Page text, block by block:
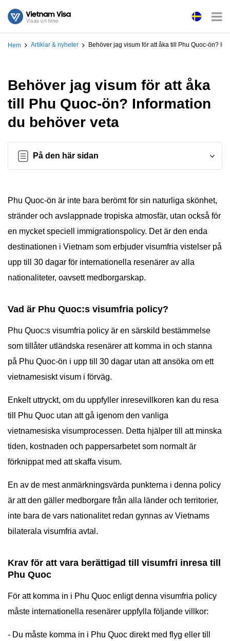
Hem Artiklar & nyheter Behöver jag visum för att åka till Phu Quoc-ön?
Behöver jag visum för att åka
till Phu Quoc-ön? Information
du behöver veta
På den här sidan
Phu Quoc-ön är inte bara berömt för sin naturliga skönhet,
stränder och avslappnade tropiska atmosfär, utan också för
en mycket speciell immigrationspolicy. Det är den enda
destinationen i Vietnam som erbjuder visumfria vistelser på
upp till 30 dagar för internationella resenärer av alla
nationaliteter, oavsett medborgarskap.
Vad är Phu Quoc:s visumfria policy?
Phu Quoc:s visumfria policy är en särskild bestämmelse
som tillåter utländska resenärer att komma in och stanna
på Phu Quoc-ön i upp till 30 dagar utan att ansöka om ett
vietnamesiskt visum i förväg.
Enkelt uttryckt, om du uppfyller inresevillkoren kan du resa
till Phu Quoc utan att gå igenom den vanliga
vietnamesiska visumprocessen. Detta hjälper till att minska
tiden, kostnaden och pappersarbetet som normalt är
förknippat med att skaffa visum.
En av de mest anmärkningsvärda punkterna i denna policy
är att den gäller medborgare från alla länder och territorier,
inte bara de vars nationalitet redan gynnas av Vietnams
bilaterala visumfria avtal.
Krav för att vara berättigad till visumfri inresa till
Phu Quoc
För att komma in i Phu Quoc enligt denna visumfria policy
måste internationella resenärer uppfylla följande villkor:
- Du måste komma in i Phu Quoc direkt med flyg eller till